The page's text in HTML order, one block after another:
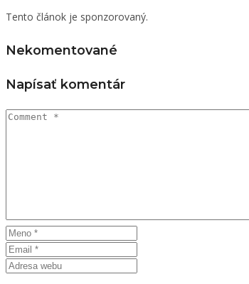
Tento článok je sponzorovaný.
Nekomentované
Napísať komentár